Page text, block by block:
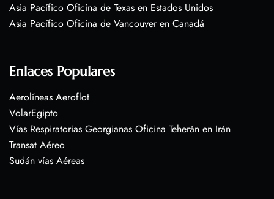
Asia Pacífico Oficina de Texas en Estados Unidos
Asia Pacífico Oficina de Vancouver en Canadá
Enlaces Populares
Aerolíneas Aeroflot
VolarEgipto
Vías Respiratorias Georgianas Oficina Teherán en Irán
Transat Aéreo
Sudán vías Aéreas